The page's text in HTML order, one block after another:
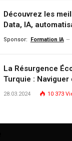
Découvrez les
Data, IA,
investissement
Sponsor: Formation IA
La Résurgence
Turquie : Naviguer
Post-Crise
28.03.2024 10 373